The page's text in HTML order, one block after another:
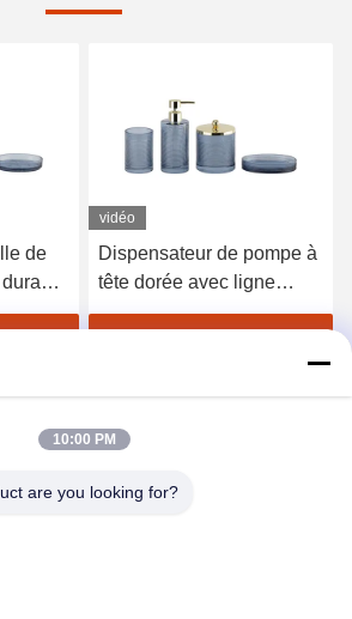
à
prix
Les accessoires de salle
de bains à rubans clairs,
ensemble de 5 pièces,
10:00 PM
are you looking for?